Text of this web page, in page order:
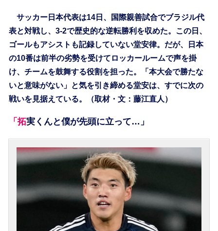
サッカー日本代表は14日、国際親善試合でブラジル代
表と対戦し、3-2で歴史的な逆転勝利を収めた。この日、
ゴールもアシストも記録していない堂安律。だが、日本
の10番は前半の劣勢を受けてロッカールームで声を掛
け、チームを鼓舞する役割を担った。「本大会で勝たな
いと意味がない」と気を引き締める堂安は、すでに次の
戦いを見据えている。（取材・文：藤江直人）
「拓実くんと僕が先頭に立って…」